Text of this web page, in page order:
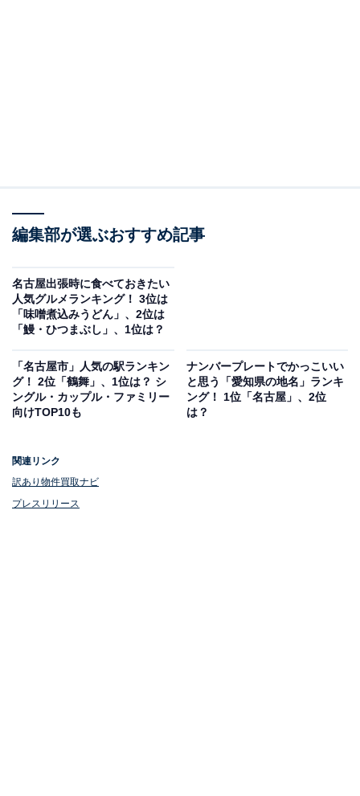
編集部が選ぶおすすめ記事
名古屋出張時に食べておきたい
人気グルメランキング！ 3位は
「味噌煮込みうどん」、2位は
「鰻・ひつまぶし」、1位は？
「名古屋市」人気の駅ランキン
グ！ 2位「鶴舞」、1位は？ シ
ングル・カップル・ファミリー
向けTOP10も
ナンバープレートでかっこいい
と思う「愛知県の地名」ランキ
ング！ 1位「名古屋」、2位
は？
関連リンク
訳あり物件買取ナビ
プレスリリース